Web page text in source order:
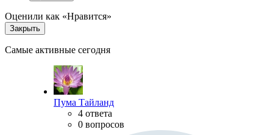
Оценили как «Нравится»
Закрыть
Самые активные сегодня
Пума Тайланд
4 ответа
0 вопросов